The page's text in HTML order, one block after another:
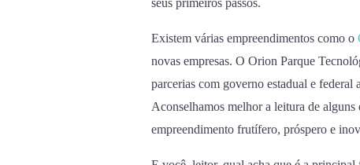
Existem várias empreendimentos como o
novas empresas. O Orion Parque
parcerias com governo estadual e federal
Aconselhamos melhor a leitura de
empreendimento frutífero, próspero e